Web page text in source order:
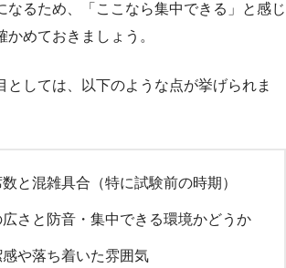
なるため、「ここなら集中できる」と感じ
かめておきましょう。
としては、以下のような点が挙げられま
と混雑具合（特に試験前の時期）
さと防音・集中できる環境かどうか
や落ち着いた雰囲気